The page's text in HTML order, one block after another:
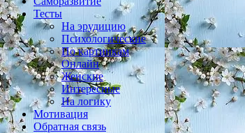
Тесты
На эрудицию
Психологические
По картинкам
Онлайн
Женские
Интересные
На логику
Мотивация
Обратная связь